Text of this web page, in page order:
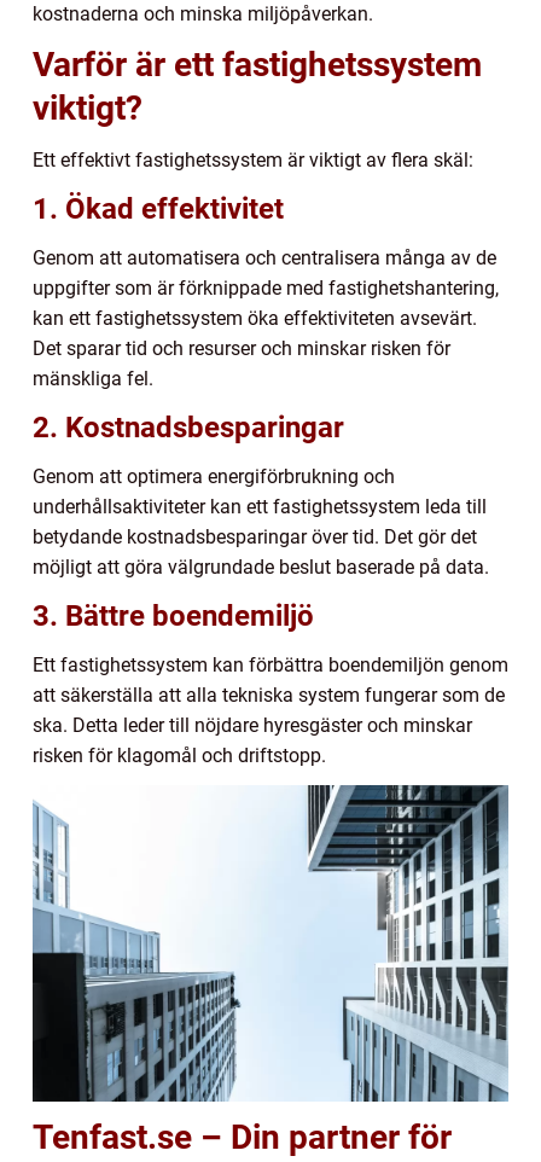
kostnaderna och minska miljöpåverkan.
Varför är ett fastighetssystem
viktigt?
Ett effektivt fastighetssystem är viktigt av flera skäl:
1. Ökad effektivitet
Genom att automatisera och centralisera många av de
uppgifter som är förknippade med fastighetshantering,
kan ett fastighetssystem öka effektiviteten avsevärt.
Det sparar tid och resurser och minskar risken för
mänskliga fel.
2. Kostnadsbesparingar
Genom att optimera energiförbrukning och
underhållsaktiviteter kan ett fastighetssystem leda till
betydande kostnadsbesparingar över tid. Det gör det
möjligt att göra välgrundade beslut baserade på data.
3. Bättre boendemiljö
Ett fastighetssystem kan förbättra boendemiljön genom
att säkerställa att alla tekniska system fungerar som de
ska. Detta leder till nöjdare hyresgäster och minskar
risken för klagomål och driftstopp.
Tenfast.se – Din partner för